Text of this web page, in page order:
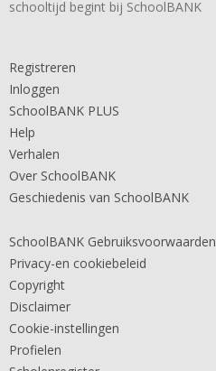
schooltijd begint bij SchoolBANK
Registreren
Inloggen
SchoolBANK PLUS
Help
Verhalen
Over SchoolBANK
Geschiedenis van SchoolBANK
SchoolBANK Gebruiksvoorwaarden
Privacy-en cookiebeleid
Copyright
Disclaimer
Cookie-instellingen
Profielen